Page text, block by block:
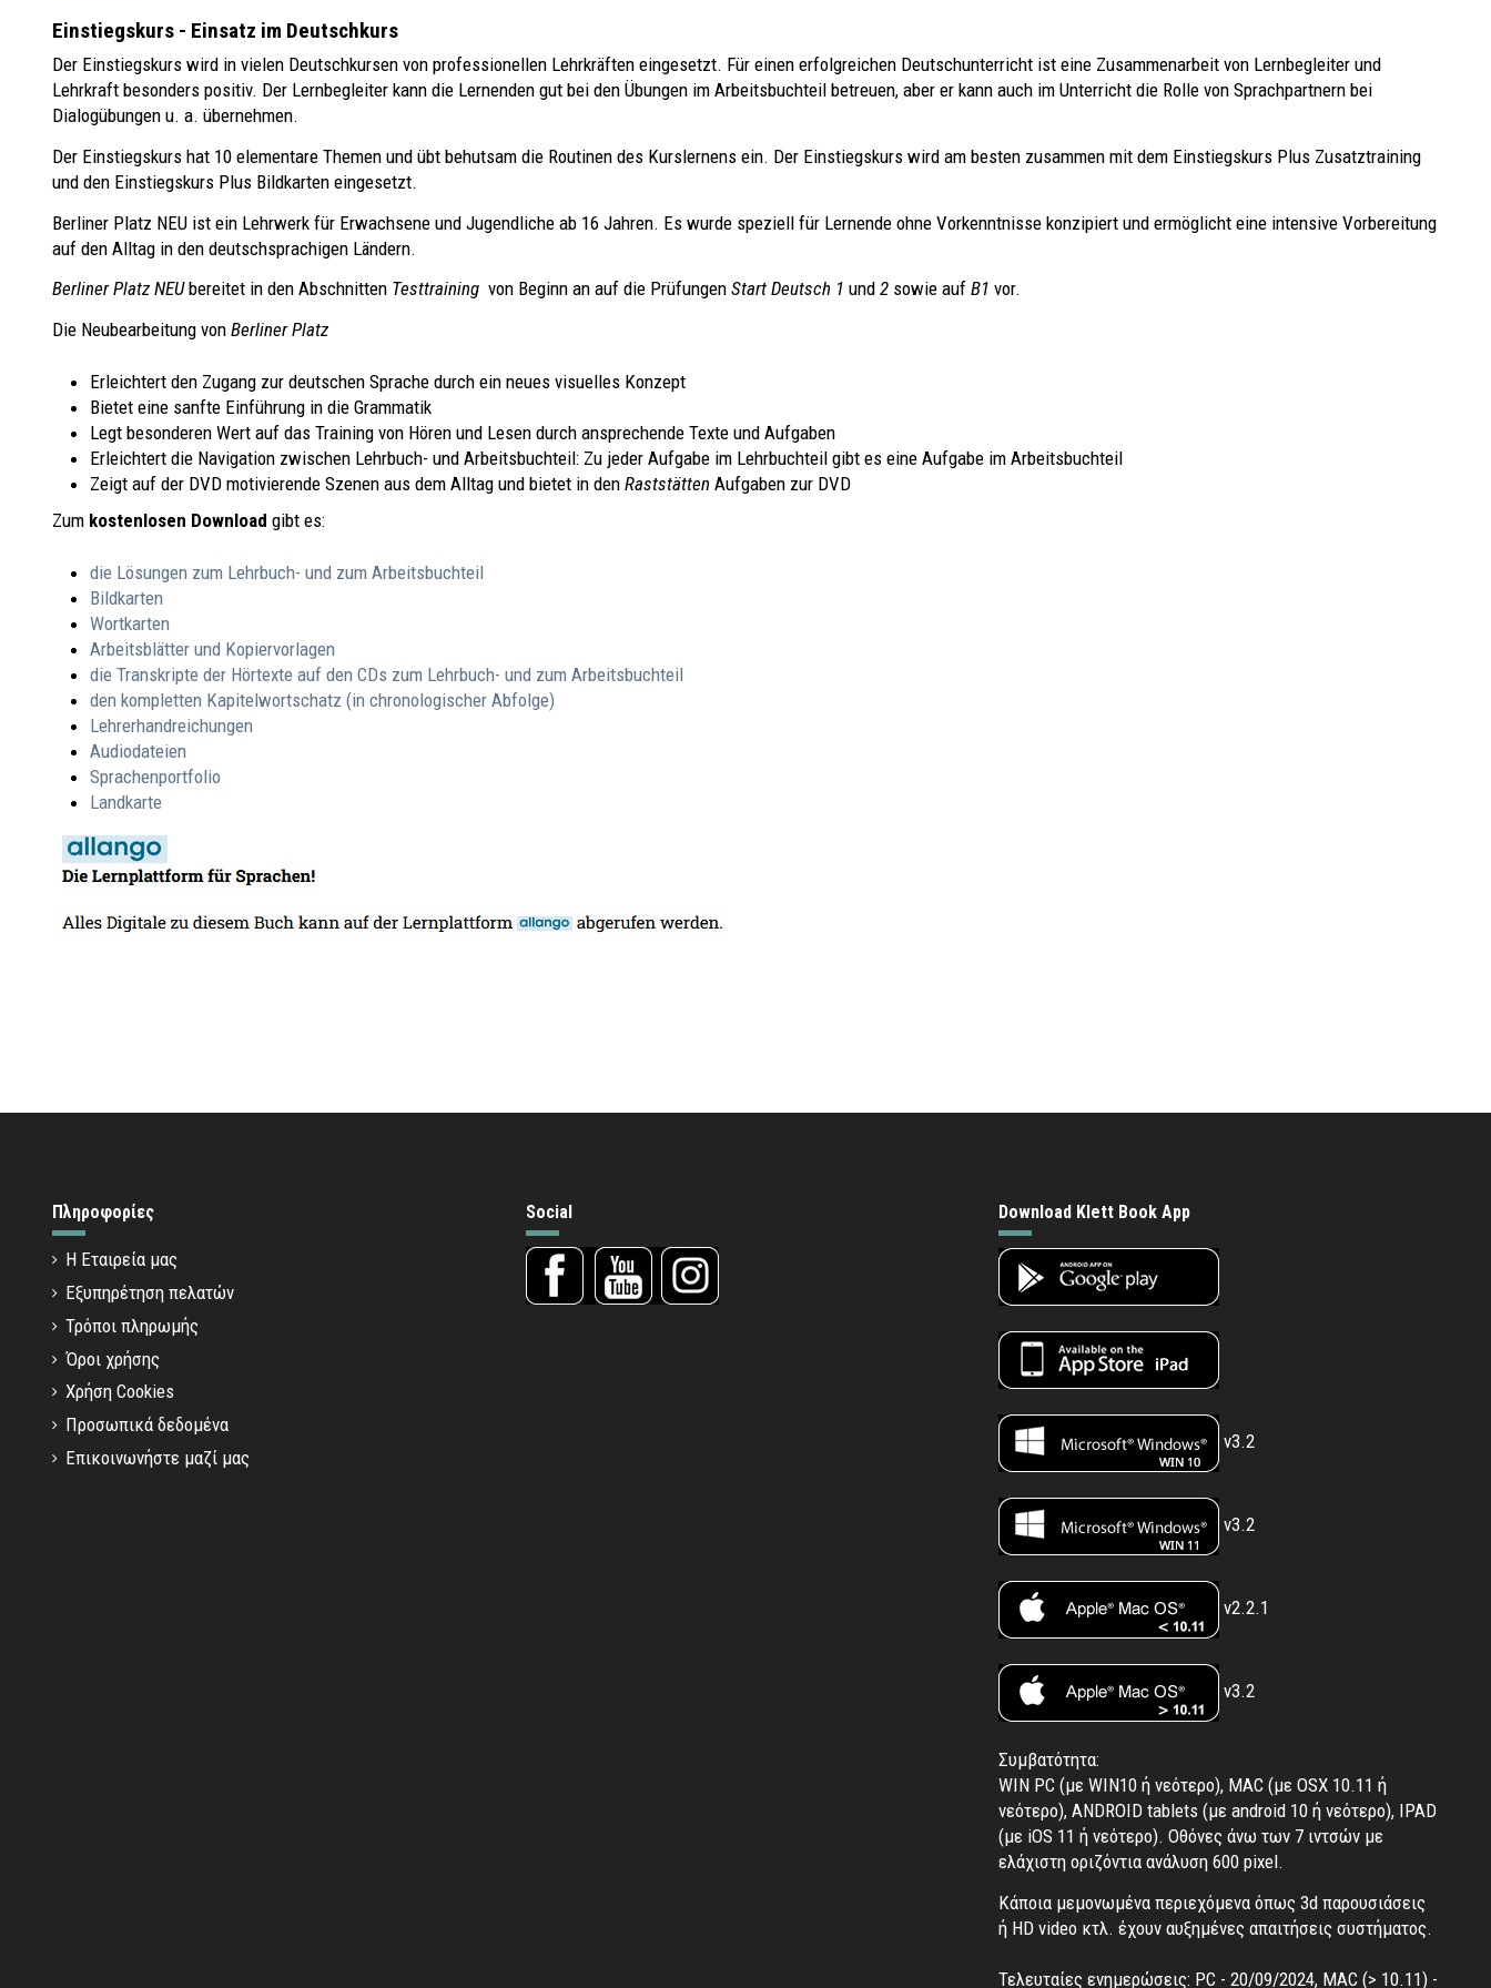
Einstiegskurs - Einsatz im Deutschkurs
Der Einstiegskurs wird in vielen Deutschkursen von professionellen Lehrkräften eingesetzt. Für einen erfolgreichen Deutschunterricht ist eine Zusammenarbeit von Lernbegleiter und
Lehrkraft besonders positiv. Der Lernbegleiter kann die Lernenden gut bei den Übungen im Arbeitsbuchteil betreuen, aber er kann auch im Unterricht die Rolle von Sprachpartnern bei
Dialogübungen u. a. übernehmen.
Der Einstiegskurs hat 10 elementare Themen und übt behutsam die Routinen des Kurslernens ein. Der Einstiegskurs wird am besten zusammen mit dem Einstiegskurs Plus Zusatztraining
und den Einstiegskurs Plus Bildkarten eingesetzt.
Berliner Platz NEU ist ein Lehrwerk für Erwachsene und Jugendliche ab 16 Jahren. Es wurde speziell für Lernende ohne Vorkenntnisse konzipiert und ermöglicht eine intensive Vorbereitung
auf den Alltag in den deutschsprachigen Ländern.
Berliner Platz NEUbereitet in den Abschnitten Testtraining von Beginn an auf die Prüfungen Start Deutsch 1 und 2 sowie auf B1 vor.
Die Neubearbeitung von Berliner Platz
Erleichtert den Zugang zur deutschen Sprache durch ein neues visuelles Konzept
Bietet eine sanfte Einführung in die Grammatik
Legt besonderen Wert auf das Training von Hören und Lesen durch ansprechende Texte und Aufgaben
Erleichtert die Navigation zwischen Lehrbuch- und Arbeitsbuchteil: Zu jeder Aufgabe im Lehrbuchteil gibt es eine Aufgabe im Arbeitsbuchteil
Zeigt auf der DVD motivierende Szenen aus dem Alltag und bietet in den Raststätten Aufgaben zur DVD
Zum kostenlosen Download gibt es:
die Lösungen zum Lehrbuch- und zum Arbeitsbuchteil
Bildkarten
Wortkarten
Arbeitsblätter und Kopiervorlagen
die Transkripte der Hörtexte auf den CDs zum Lehrbuch- und zum Arbeitsbuchteil
den kompletten Kapitelwortschatz (in chronologischer Abfolge)
Lehrerhandreichungen
Audiodateien
Sprachenportfolio
Landkarte
Πληροφορίες
Η Εταιρεία μας
Εξυπηρέτηση πελατών
Τρόποι πληρωμής
Όροι χρήσης
Χρήση Cookies
Προσωπικά δεδομένα
Επικοινωνήστε μαζί μας
Social Download Klett Book App
v3.2
v3.2
v2.2.1
v3.2
Συμβατότητα:
WIN PC (με WIN10 ή νεότερο), MAC (με OSX 10.11 ή
νεότερο), ANDROID tablets (με android 10 ή νεότερο), IPAD
(με iOS 11 ή νεότερο). Oθόνες άνω των 7 ιντσών με
ελάχιστη οριζόντια ανάλυση 600 pixel.
Κάποια μεμονωμένα περιεχόμενα όπως 3d παρουσιάσεις
ή HD video κτλ. έχουν αυξημένες απαιτήσεις συστήματος.
Τελευταίες ενημερώσεις: PC - 20/09/2024, MAC (> 10.11) -